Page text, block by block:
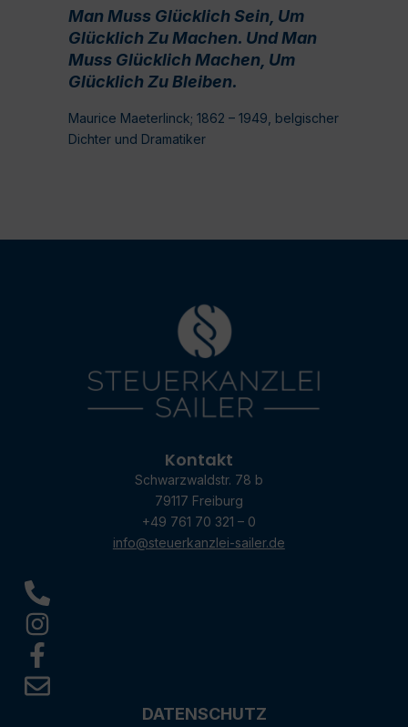
Man Muss Glücklich Sein, Um
Glücklich Zu Machen. Und Man
Muss Glücklich Machen, Um
Glücklich Zu Bleiben.
Maurice Maeterlinck; 1862 – 1949, belgischer
Dichter und Dramatiker
Kontakt
Schwarzwaldstr. 78 b
79117 Freiburg
+49 761 70 321 – 0
info@steuerkanzlei-sailer.de
DATENSCHUTZ